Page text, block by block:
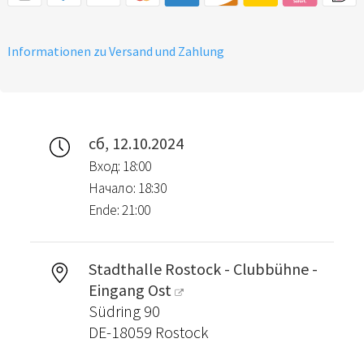
Informationen zu Versand und Zahlung
сб, 12.10.2024
Вход: 18:00
Начало: 18:30
Ende: 21:00
Stadthalle Rostock - Clubbühne -
Eingang Ost
Südring 90
DE-18059 Rostock